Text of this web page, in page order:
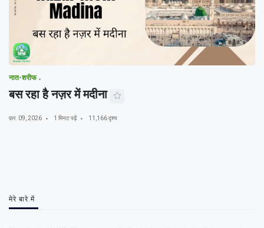
नात-शरीफ
बस रहा है नज़र में मदीना
फ़र. 09, 2026 1 मिनट पढ़ें 11,166 दृश्य
मेरे बारे में